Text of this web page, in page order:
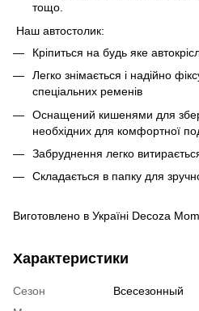
тощо.
Наш автостолик:
Кріпиться на будь яке
Легко знімається і надійно
спеціальних ременів
Оснащений кишенями для
необхідних для комфортної
Забруднення легко
Складається в папку для
Виготовлено в Україні Decoza
Характеристики
Сезон
Всесезонный